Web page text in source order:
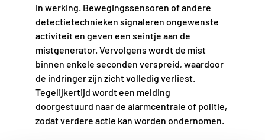
in werking. Bewegingssensoren of andere
detectietechnieken signaleren ongewenste
activiteit en geven een seintje aan de
mistgenerator. Vervolgens wordt de mist
binnen enkele seconden verspreid, waardoor
de indringer zijn zicht volledig verliest.
Tegelijkertijd wordt een melding
doorgestuurd naar de alarmcentrale of politie,
zodat verdere actie kan worden ondernomen.